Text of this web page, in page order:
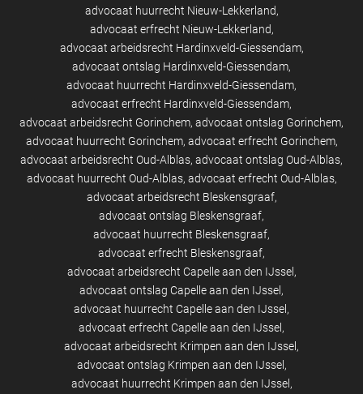
advocaat huurrecht Nieuw-Lekkerland
advocaat erfrecht Nieuw-Lekkerland
advocaat arbeidsrecht Hardinxveld-Giessendam
advocaat ontslag Hardinxveld-Giessendam
advocaat huurrecht Hardinxveld-Giessendam
advocaat erfrecht Hardinxveld-Giessendam
advocaat arbeidsrecht Gorinchem advocaat ontslag Gorinchem
advocaat huurrecht Gorinchem advocaat erfrecht Gorinchem
advocaat arbeidsrecht Oud-Alblas advocaat ontslag Oud-Alblas
advocaat huurrecht Oud-Alblas advocaat erfrecht Oud-Alblas
advocaat arbeidsrecht Bleskensgraaf
advocaat ontslag Bleskensgraaf
advocaat huurrecht Bleskensgraaf
advocaat erfrecht Bleskensgraaf
advocaat arbeidsrecht Capelle aan den IJssel
advocaat ontslag Capelle aan den IJssel
advocaat huurrecht Capelle aan den IJssel
advocaat erfrecht Capelle aan den IJssel
advocaat arbeidsrecht Krimpen aan den IJssel
advocaat ontslag Krimpen aan den IJssel
advocaat huurrecht Krimpen aan den IJssel